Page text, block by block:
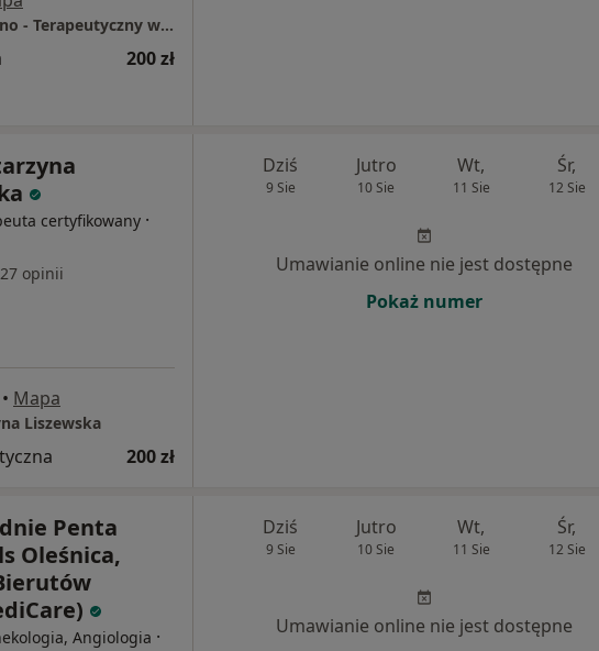
SEMPER Gabinet Psychologiczno - Terapeutyczny w Oleśnicy
200 zł
certyfikowany ·
27 opinii
• Mapa
Liszewska
200 zł
Dziś
9 Sie
Jutro
10 Sie
Wt,
11 Sie
Śr,
12 Sie
Umawianie online nie jest dostępne
Pokaż numer
Penta
Oleśnica,
Angiologia ·
Dziś
9 Sie
Jutro
10 Sie
Wt,
11 Sie
Śr,
12 Sie
Umawianie online nie jest dostępne